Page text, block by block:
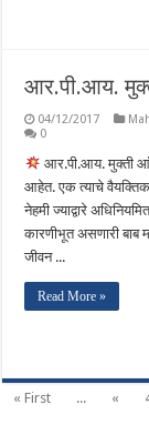
आर.पी.आय.
04/12/2017
0
आर.पी.आय. मुक्ती
आहेत. एक त्याचे वैयक्तिक
नेहमी ज्याद्वारे
कारणीभूत असणारी बाब
जीवन ...
Read More »
« First ... «